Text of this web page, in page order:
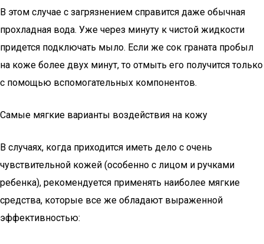
В этом случае с загрязнением справится даже обычная
прохладная вода. Уже через минуту к чистой жидкости
придется подключать мыло. Если же сок граната пробыл
на коже более двух минут, то отмыть его получится только
с помощью вспомогательных компонентов.
Самые мягкие варианты воздействия на кожу
В случаях, когда приходится иметь дело с очень
чувствительной кожей (особенно с лицом и ручками
ребенка), рекомендуется применять наиболее мягкие
средства, которые все же обладают выраженной
эффективностью: